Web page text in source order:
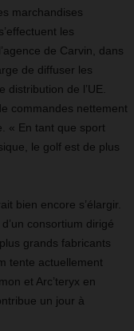
marchandises
les
de Carvin, dans
de diffuser les
de l’UE.
commandes nettement
« En tant que sport
le golf est de plus
bien encore s’élargir.
consortium dirigé
grands fabricants
tente actuellement
et Arc’teryx en
un jour à